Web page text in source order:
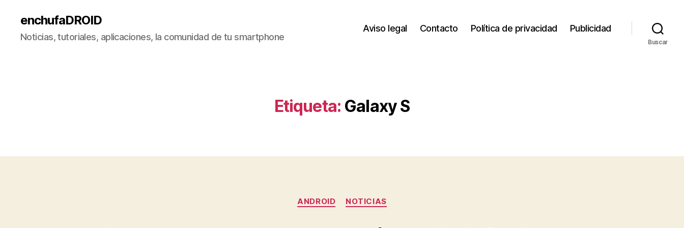
enchufaDROID
Noticias, tutoriales, aplicaciones, la comunidad de tu smartphone
Aviso legal Contacto Política de privacidad Publicidad
Buscar
Etiqueta: Galaxy S
Categorías
ANDROID NOTICIAS